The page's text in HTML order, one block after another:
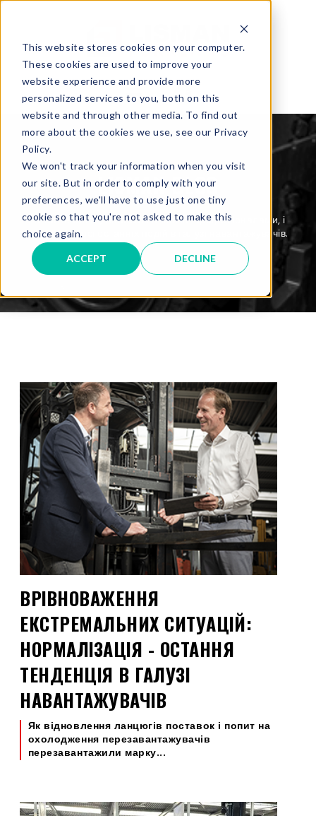
This website stores cookies on your computer.
These cookies are used to improve your
website experience and provide more
personalized services to you, both on this
website and through other media. To find out
more about the cookies we use, see our Privacy
Policy.
We won't track your information when you visit
our site. But in order to comply with your
preferences, we'll have to use just one tiny
cookie so that you're not asked to make this
choice again.
ACCEPT DECLINE
LISMAN BLOG
Читайте статті, написані нашими професіоналами, і
будьте в курсі останніх подій в галузі навантажувачів.
ВРІВНОВАЖЕННЯ
ЕКСТРЕМАЛЬНИХ СИТУАЦІЙ:
НОРМАЛІЗАЦІЯ - ОСТАННЯ
ТЕНДЕНЦІЯ В ГАЛУЗІ
НАВАНТАЖУВАЧІВ
Як відновлення ланцюгів поставок і попит на
охолодження перезавантажувачів
перезавантажили марку...